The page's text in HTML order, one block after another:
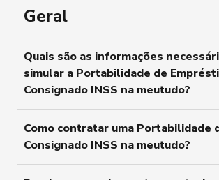
Geral
Quais são as informações
simular a Portabilidade de
Consignado INSS na meutudo?
Como contratar uma Portabilidade
Consignado INSS na meutudo?